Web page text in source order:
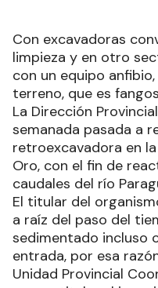
Con excavadoras
limpieza y en otro
con un equipo
terreno, que es
La Dirección
semanada pasada a
retroexcavadora en
Oro, con el fin de
caudales del río
El titular del
a raíz del paso del
sedimentado incluso
entrada, por esa
Unidad Provincial